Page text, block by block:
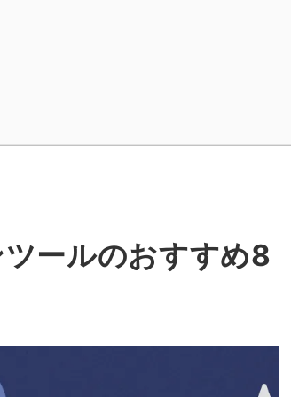
ールのおすすめ8